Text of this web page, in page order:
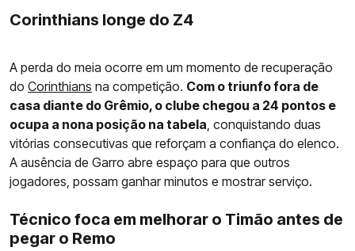
Corinthians longe do Z4
A perda do meia ocorre em um momento de recuperação
do Corinthians na competição. Com o triunfo fora de
casa diante do Grêmio, o clube chegou a 24 pontos e
ocupa a nona posição na tabela , conquistando duas
vitórias consecutivas que reforçam a confiança do elenco.
A ausência de Garro abre espaço para que outros
jogadores, possam ganhar minutos e mostrar serviço.
Técnico foca em melhorar o Timão antes de
pegar o Remo